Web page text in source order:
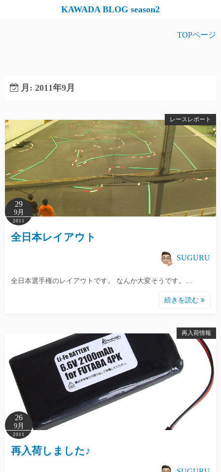
プ
KAWADA BLOG season2
TOPページ
月: 2011年9月
レースレポート
29
9月
2011
全日本レイアウト
SUGURU
全日本選手権のレイアウトです。 なんか大変そうです。…
続きを読む
再入荷情報
26
9月
2011
再入荷しました♪